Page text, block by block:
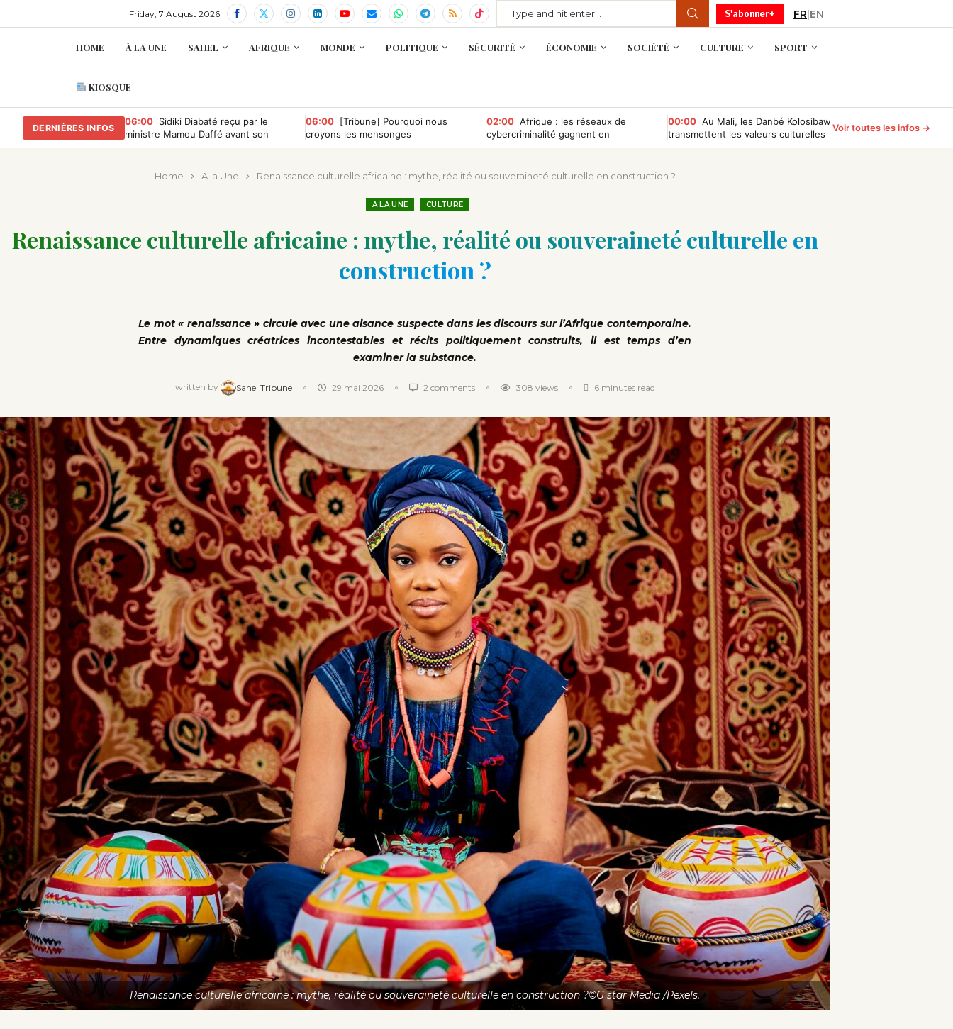
Friday, 7 August 2026 S'abonner+ FR|EN
HOME À LA UNE SAHEL AFRIQUE MONDE POLITIQUE SÉCURITÉ ÉCONOMIE SOCIÉTÉ CULTURE SPORT
KIOSQUE
DERNIÈRES INFOS
06:00 Sidiki Diabaté reçu par le
ministre Mamou Daffé avant son
06:00 [Tribune] Pourquoi nous
croyons les mensonges
02:00 Afrique : les réseaux de
cybercriminalité gagnent en
00:00 Au Mali, les Danbé Kolosibaw
transmettent les valeurs culturelles
Voir toutes les infos →
Home A la Une Renaissance culturelle africaine : mythe, réalité ou souveraineté culturelle en construction ?
A LA UNE CULTURE
Renaissance culturelle africaine : mythe, réalité ou souveraineté culturelle en
construction ?
Le mot « renaissance » circule avec une aisance suspecte dans les discours sur l’Afrique contemporaine.
Entre dynamiques créatrices incontestables et récits politiquement construits, il est temps d’en
examiner la substance.
written by Sahel Tribune 29 mai 2026 2 comments 308 views 6 minutes read
Renaissance culturelle africaine : mythe, réalité ou souveraineté culturelle en construction ?©G star Media /Pexels.